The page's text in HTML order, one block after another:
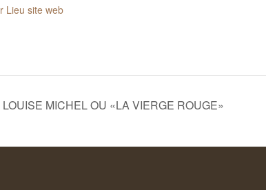
Lieu site web
LOUISE MICHEL OU «LA VIERGE ROUGE»